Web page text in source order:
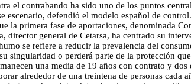
el contrabando ha sido uno de los puntos
escenario, defendió el modelo español de
la primera fase de aportaciones, denominada
director general de Cetarsa, ha centrado su
se refiere a reducir la prevalencia del
singularidad o perderá parte de la protección
una media de 19 años con contrato y
alrededor de una treintena de personas